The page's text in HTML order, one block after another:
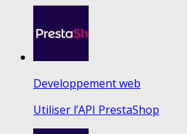
Developpement web
Utiliser l’API PrestaShop